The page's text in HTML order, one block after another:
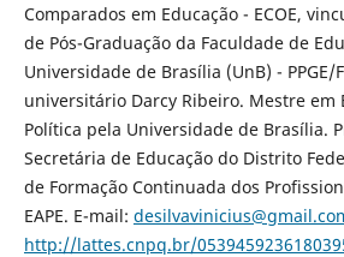
Comparados em Educação - ECOE,
de Pós-Graduação da Faculdade de
Universidade de Brasília (UnB) - PPGE/
universitário Darcy Ribeiro. Mestre em
Política pela Universidade de Brasília.
Secretária de Educação do Distrito
de Formação Continuada dos
EAPE. E-mail:
http://lattes.cnpq.br/